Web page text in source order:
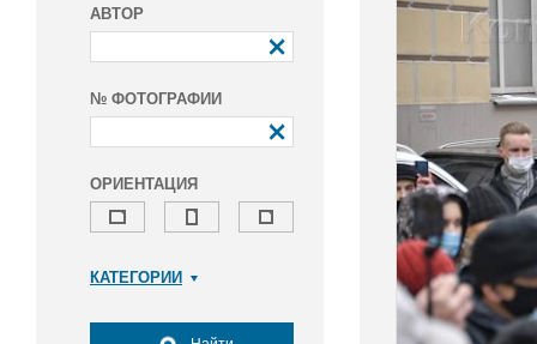
АВТОР
№ ФОТОГРАФИИ
ОРИЕНТАЦИЯ
КАТЕГОРИИ
Досуг, туризм и отдых